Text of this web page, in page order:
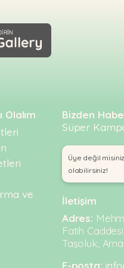
Bizden
Süper
Üye değil
olabilirsiniz!
İletişim
Adres:
Fatih
Taşoluk,
E-posta:
Olalım
ve